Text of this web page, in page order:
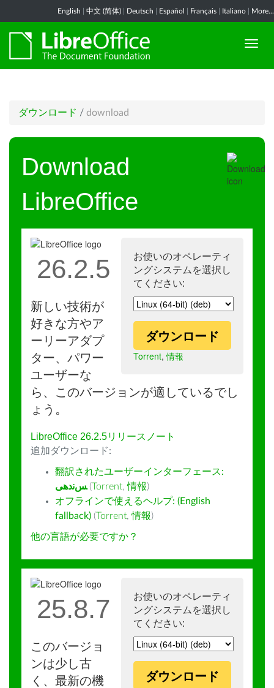
English 中文 (简体) Deutsch Español Français Italiano More...
ダウンロード / download
Download
LibreOffice
お使いのオペレーティ
ングシステムを選択し
てください:
ダウンロード
Torrent,情報
26.2.5
新しい技術が
好きな方やア
ーリーアダプ
ター、パワー
ユーザーな
ら、このバージョンが適しているでし
ょう。
LibreOffice 26.2.5リリースノート
追加ダウンロード:
翻訳されたユーザーインターフェース:
ﺲﻧﺩھی (Torrent,情報)
オフラインで使えるヘルプ: (English
fallback) (Torrent,情報)
他の言語が必要ですか？
お使いのオペレーティ
ングシステムを選択し
てください:
ダウンロード
25.8.7
このバージョ
ンは少し古
く、最新の機